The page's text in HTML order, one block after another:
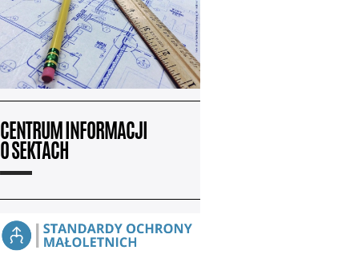
CENTRUM INFORMACJI
O SEKTACH